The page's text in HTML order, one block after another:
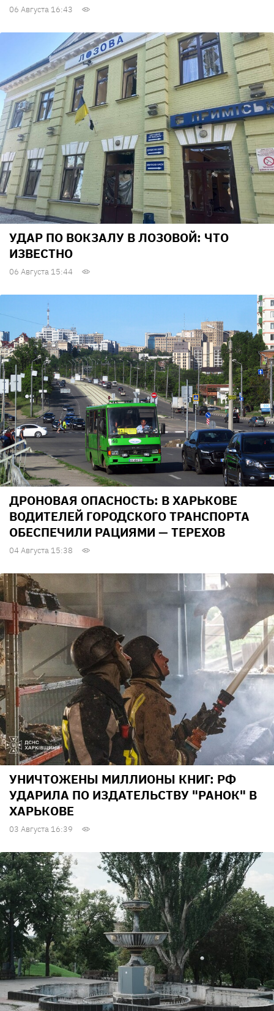
06 Августа 16:43
УДАР ПО ВОКЗАЛУ В ЛОЗОВОЙ: ЧТО
ИЗВЕСТНО
06 Августа 15:44
ДРОНОВАЯ ОПАСНОСТЬ: В ХАРЬКОВЕ
ВОДИТЕЛЕЙ ГОРОДСКОГО ТРАНСПОРТА
ОБЕСПЕЧИЛИ РАЦИЯМИ — ТЕРЕХОВ
04 Августа 15:38
УНИЧТОЖЕНЫ МИЛЛИОНЫ КНИГ: РФ
УДАРИЛА ПО ИЗДАТЕЛЬСТВУ "РАНОК" В
ХАРЬКОВЕ
03 Августа 16:39